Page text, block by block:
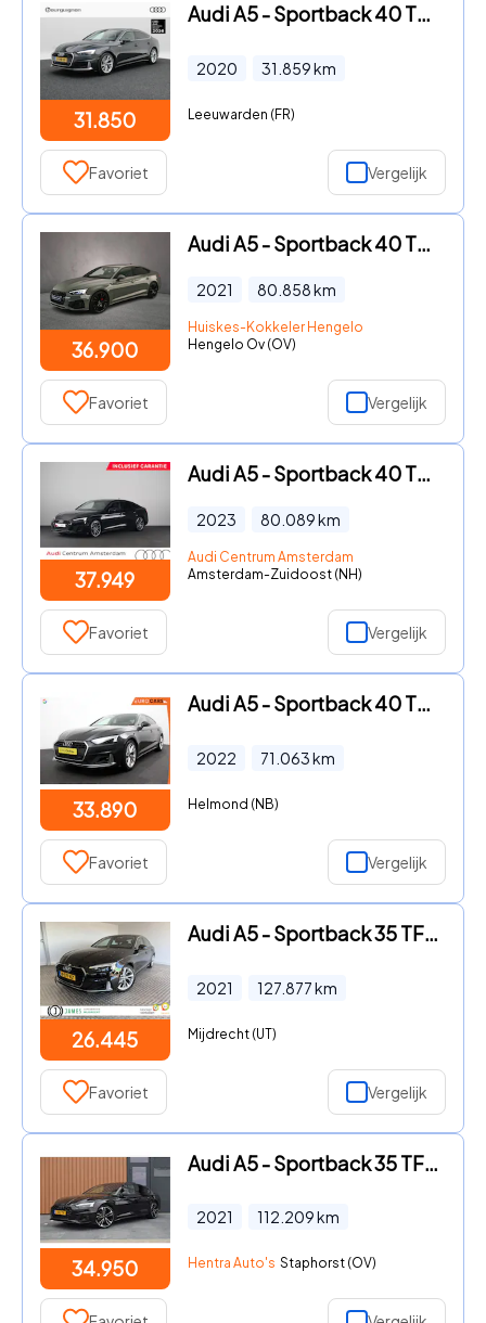
31.850
Audi A5 - Sportback 40 TFSi 190 Pk Automaat Launch edition Business |
2020 31.859km
Leeuwarden (FR)
Favoriet Vergelijk
36.900
Audi A5 - Sportback 40 TFSI S edition | LED Matrix | Stoelverwarming |
2021 80.858km
Huiskes-Kokkeler Hengelo
Hengelo Ov (OV)
Favoriet Vergelijk
37.949
Audi A5 - Sportback 40 TFSI S edition 204pk | Ambient lighting | Matri
2023 80.089km
Audi Centrum Amsterdam
Amsterdam-Zuidoost (NH)
Favoriet Vergelijk
33.890
Audi A5 - Sportback 40 TFSI Prestige Plus Automaat Navigatie Apple Car
2022 71.063km
Helmond (NB)
Favoriet Vergelijk
26.445
Audi A5 - Sportback 35 TFSI Business Edition Automaat
2021 127.877km
Mijdrecht (UT)
Favoriet Vergelijk
34.950
Audi A5 - Sportback 35 TFSI S-edition Competition | Panoramadak
2021 112.209km
Hentra Auto's Staphorst (OV)